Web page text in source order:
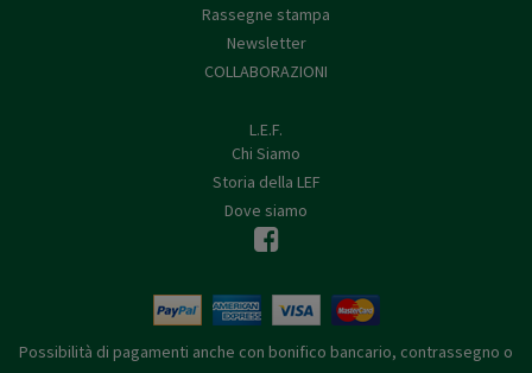
Rassegne stampa
Newsletter
COLLABORAZIONI
L.E.F.
Chi Siamo
Storia della LEF
Dove siamo
Possibilità di pagamenti anche con bonifico bancario, contrassegno o